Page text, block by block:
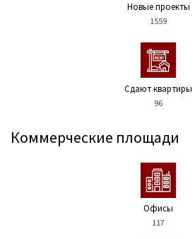
Новые проекты
1559
Сдают квартиры
96
Коммерческие площади
Офисы
117